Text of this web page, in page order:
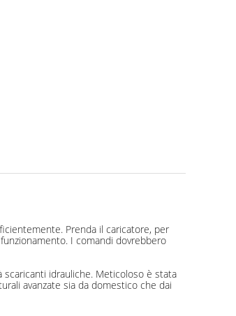
Prenda il caricatore, per
I comandi dovrebbero
idrauliche. Meticoloso è stata
avanzate sia da domestico che dai